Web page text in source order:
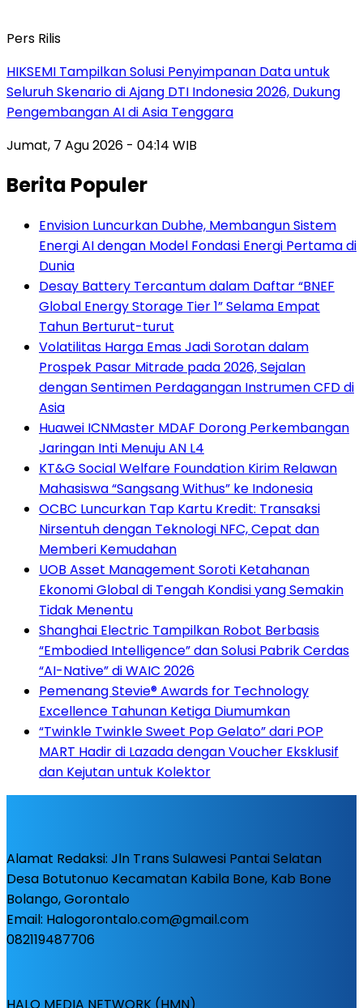
Pers Rilis
HIKSEMI Tampilkan Solusi Penyimpanan Data untuk
Seluruh Skenario di Ajang DTI Indonesia 2026, Dukung
Pengembangan AI di Asia Tenggara
Jumat, 7 Agu 2026 - 04:14 WIB
Berita Populer
Envision Luncurkan Dubhe, Membangun Sistem
Energi AI dengan Model Fondasi Energi Pertama di
Dunia
Desay Battery Tercantum dalam Daftar “BNEF
Global Energy Storage Tier 1” Selama Empat
Tahun Berturut-turut
Volatilitas Harga Emas Jadi Sorotan dalam
Prospek Pasar Mitrade pada 2026, Sejalan
dengan Sentimen Perdagangan Instrumen CFD di
Asia
Huawei ICNMaster MDAF Dorong Perkembangan
Jaringan Inti Menuju AN L4
KT&G Social Welfare Foundation Kirim Relawan
Mahasiswa “Sangsang Withus” ke Indonesia
OCBC Luncurkan Tap Kartu Kredit: Transaksi
Nirsentuh dengan Teknologi NFC, Cepat dan
Memberi Kemudahan
UOB Asset Management Soroti Ketahanan
Ekonomi Global di Tengah Kondisi yang Semakin
Tidak Menentu
Shanghai Electric Tampilkan Robot Berbasis
“Embodied Intelligence” dan Solusi Pabrik Cerdas
“AI-Native” di WAIC 2026
Pemenang Stevie® Awards for Technology
Excellence Tahunan Ketiga Diumumkan
“Twinkle Twinkle Sweet Pop Gelato” dari POP
MART Hadir di Lazada dengan Voucher Eksklusif
dan Kejutan untuk Kolektor
Alamat Redaksi: Jln Trans Sulawesi Pantai Selatan
Desa Botutonuo Kecamatan Kabila Bone, Kab Bone
Bolango, Gorontalo
Email: Halogorontalo.com@gmail.com
082119487706